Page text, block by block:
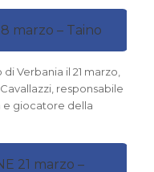
marzo – Taino
Verbania il 21 marzo,
responsabile
e giocatore della
21 marzo –